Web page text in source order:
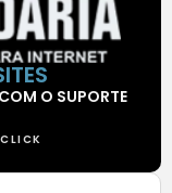
O SUPORTE